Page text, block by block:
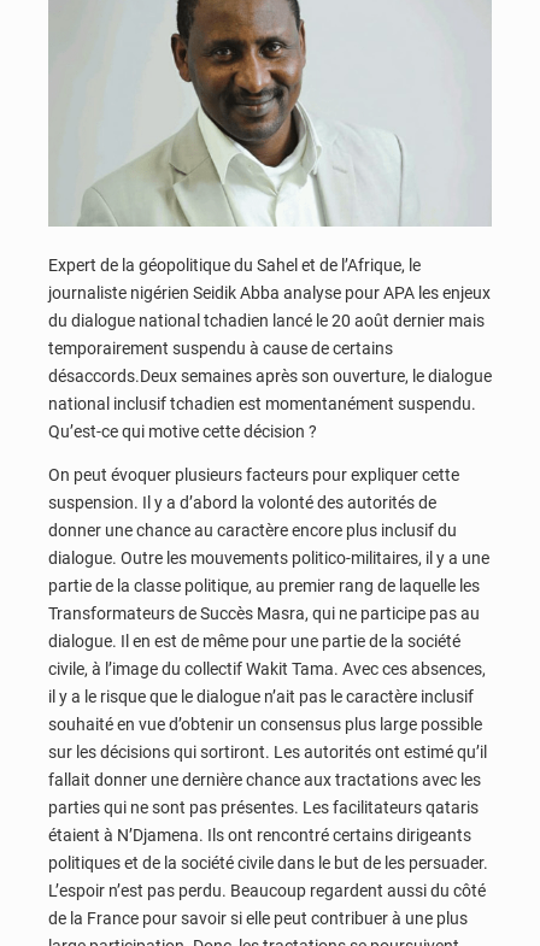
Expert de la géopolitique du Sahel et de l’Afrique, le
journaliste nigérien Seidik Abba analyse pour APA les enjeux
du dialogue national tchadien lancé le 20 août dernier mais
temporairement suspendu à cause de certains
désaccords.Deux semaines après son ouverture, le dialogue
national inclusif tchadien est momentanément suspendu.
Qu’est-ce qui motive cette décision ?
On peut évoquer plusieurs facteurs pour expliquer cette
suspension. Il y a d’abord la volonté des autorités de
donner une chance au caractère encore plus inclusif du
dialogue. Outre les mouvements politico-militaires, il y a une
partie de la classe politique, au premier rang de laquelle les
Transformateurs de Succès Masra, qui ne participe pas au
dialogue. Il en est de même pour une partie de la société
civile, à l’image du collectif Wakit Tama. Avec ces absences,
il y a le risque que le dialogue n’ait pas le caractère inclusif
souhaité en vue d’obtenir un consensus plus large possible
sur les décisions qui sortiront. Les autorités ont estimé qu’il
fallait donner une dernière chance aux tractations avec les
parties qui ne sont pas présentes. Les facilitateurs qataris
étaient à N’Djamena. Ils ont rencontré certains dirigeants
politiques et de la société civile dans le but de les persuader.
L’espoir n’est pas perdu. Beaucoup regardent aussi du côté
de la France pour savoir si elle peut contribuer à une plus